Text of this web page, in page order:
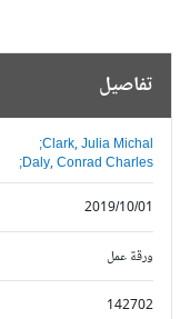
تفاصيل
Clark, Julia Michal;
Daly, Conrad Charles;
2019/10/01
ورقة عمل
142702